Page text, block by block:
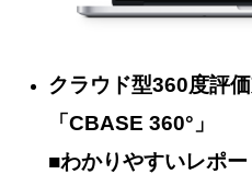
クラウド型360度評
「CBASE 360°」
■わかりやすいレポー